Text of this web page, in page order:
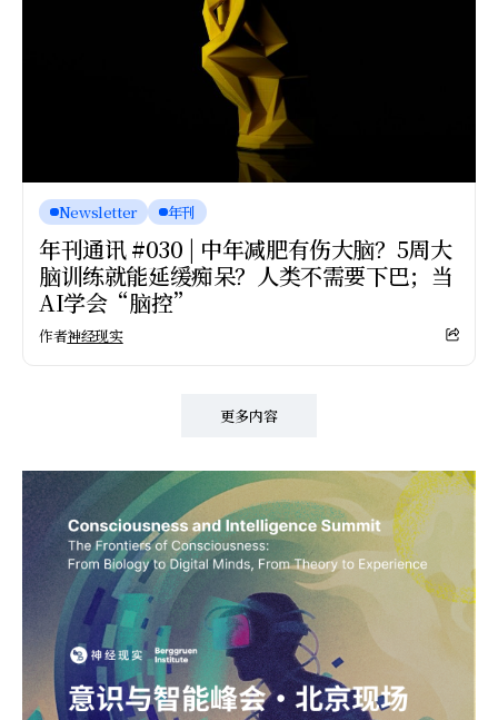
Newsletter 年刊
年刊通讯 #030 | 中年减肥有伤大脑？5周大
脑训练就能延缓痴呆？人类不需要下巴；当
AI学会“脑控”
作者神经现实
更多内容